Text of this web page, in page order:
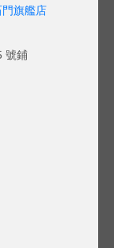
旗艦店
號鋪